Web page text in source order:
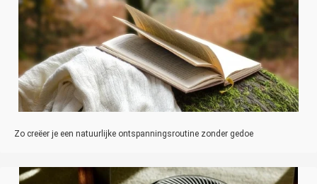
Zo creëer je een natuurlijke ontspanningsroutine zonder gedoe